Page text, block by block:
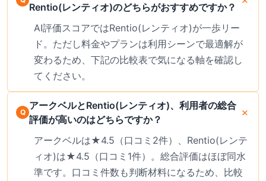
Rentio(レンティオ)のどちらがおすすめですか？
AI評価スコアではRentio(レンティオ)が一歩リー
ド。ただし料金やプランは利用シーンで最適解が
変わるため、下記の比較表で気になる軸を確認し
てください。
アークベルとRentio(レンティオ)、利用者の総合
評価が高いのはどちらですか？
アークベルは★4.5（口コミ2件）、Rentio(レンテ
ィオ)は★4.5（口コミ1件）。総合評価はほぼ同水
準です。口コミ件数も判断材料になるため、比較